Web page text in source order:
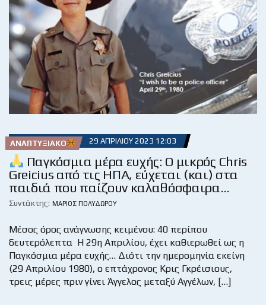
ΑΝΑΠΤΥΞΙΑΚΌ 29 ΑΠΡΙΛΊΟΥ 2023 12:03
Παγκόσμια μέρα ευχής: Ο μικρός Chris
Greicius από τις ΗΠΑ, εύχεται (και) στα
παιδιά που παίζουν καλαθόσφαιρα…
Συντάκτης: ΜΆΡΙΟΣ ΠΟΛΥΔΏΡΟΥ
Μέσος όρος ανάγνωσης κειμένου: 40 περίπου
δευτερόλεπτα Η 29η Απριλίου, έχει καθιερωθεί ως η
Παγκόσμια μέρα ευχής… Διότι την ημερομηνία εκείνη
(29 Απριλίου 1980), ο επτάχρονος Κρις Γκρέισιους,
τρεις μέρες πριν γίνει Άγγελος μεταξύ Αγγέλων, […]